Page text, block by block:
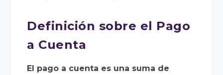
Definición sobre el Pago
a Cuenta
El pago a cuenta es una suma de